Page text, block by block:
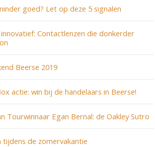
goed? Let op deze 5 signalen
Contactlenzen die donkerder
Beerse 2019
actie: win bij de handelaars in Beerse!
Tourwinnaar Egan Bernal: de Oakley Sutro
tijdens de zomervakantie